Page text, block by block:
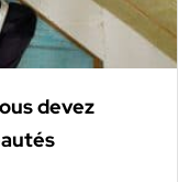
devez